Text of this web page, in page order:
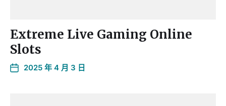
Extreme Live Gaming Online
Slots
2025 年 4 月 3 日